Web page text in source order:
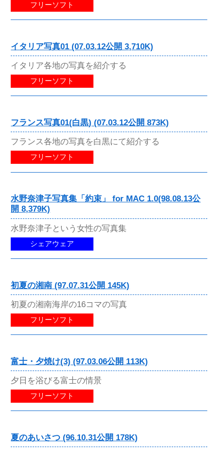
フリーソフト
イタリア写真01 (07.03.12公開 3,710K)
イタリア各地の写真を紹介する
フリーソフト
フランス写真01(白黒) (07.03.12公開 873K)
フランス各地の写真を白黒にて紹介する
フリーソフト
水野奈津子写真集「約束」 for MAC 1.0(98.08.13公
開 8,379K)
水野奈津子という女性の写真集
シェアウェア
初夏の湘南 (97.07.31公開 145K)
初夏の湘南海岸の16コマの写真
フリーソフト
富士・夕焼け(3) (97.03.06公開 113K)
夕日を浴びる富士の情景
フリーソフト
夏のあいさつ (96.10.31公開 178K)